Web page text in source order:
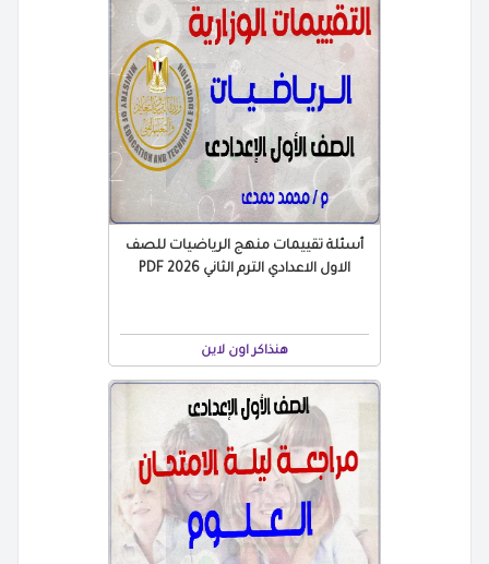
أسئلة تقييمات منهج الرياضيات للصف
الاول الاعدادي الترم الثاني 2026 PDF
هنذاكر اون لاين